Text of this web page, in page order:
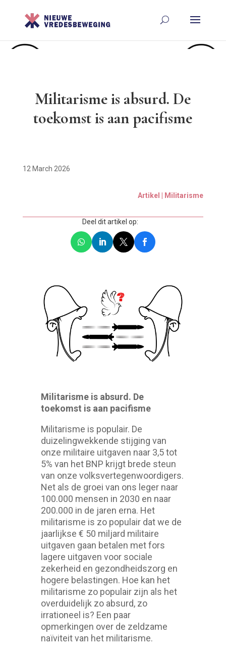
Militarisme is absurd. De
toekomst is aan pacifisme
12 March 2026
Artikel | Militarisme
Deel dit artikel op:
Militarisme is absurd. De
toekomst is aan pacifisme
Militarisme is populair. De
duizelingwekkende stijging van
onze militaire uitgaven naar 3,5 tot
5% van het BNP krijgt brede steun
van onze volksvertegenwoordigers.
Net als de groei van ons leger naar
100.000 mensen in 2030 en naar
200.000 in de jaren erna. Het
militarisme is zo populair dat we de
jaarlijkse € 50 miljard militaire
uitgaven gaan betalen met fors
lagere uitgaven voor sociale
zekerheid en gezondheidszorg en
hogere belastingen. Hoe kan het
militarisme zo populair zijn als het
overduidelijk zo absurd, zo
irrationeel is? Een paar
opmerkingen over de zeldzame
naïviteit van het militarisme.